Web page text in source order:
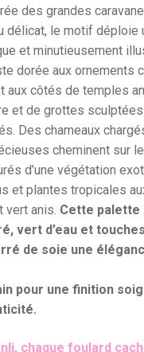
des grandes
délicat, le motif déploie
et minutieusement
dorée aux ornements
aux côtés de temples
et de grottes
Des chameaux
cheminent sur
d’une végétation
et plantes tropicales
vert anis. Cette palette
vert d’eau et
de soie une
pour une finition
chaque foulard